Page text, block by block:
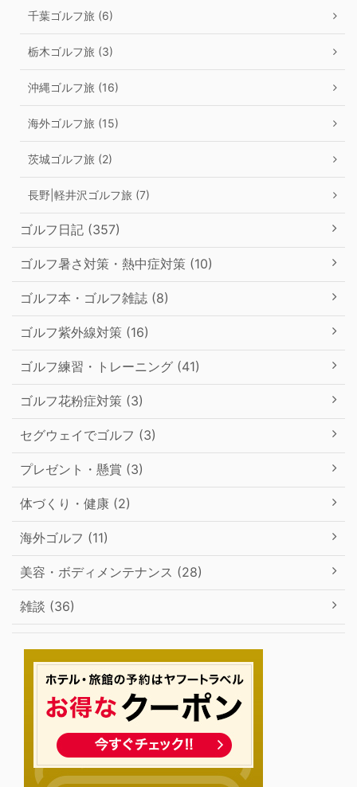
千葉ゴルフ旅 (6)
栃木ゴルフ旅 (3)
沖縄ゴルフ旅 (16)
海外ゴルフ旅 (15)
茨城ゴルフ旅 (2)
長野|軽井沢ゴルフ旅 (7)
ゴルフ日記 (357)
ゴルフ暑さ対策・熱中症対策 (10)
ゴルフ本・ゴルフ雑誌 (8)
ゴルフ紫外線対策 (16)
ゴルフ練習・トレーニング (41)
ゴルフ花粉症対策 (3)
セグウェイでゴルフ (3)
プレゼント・懸賞 (3)
体づくり・健康 (2)
海外ゴルフ (11)
美容・ボディメンテナンス (28)
雑談 (36)